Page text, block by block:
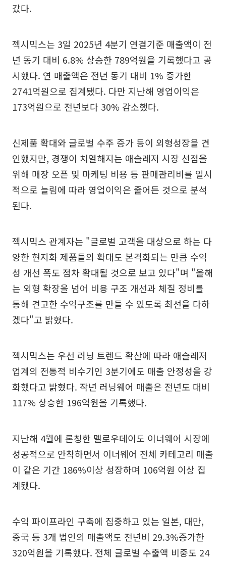
갔다.
젝시믹스는 3일 2025년 4분기 연결기준 매출액이 전
년 동기 대비 6.8% 상승한 789억원을 기록했다고 공
시했다. 연 매출액은 전년 동기 대비 1% 증가한
2741억원으로 집계됐다. 다만 지난해 영업이익은
173억원으로 전년보다 30% 감소했다.
신제품 확대와 글로벌 수주 증가 등이 외형성장을 견
인했지만, 경쟁이 치열해지는 애슬레저 시장 선점을
위해 매장 오픈 및 마케팅 비용 등 판매관리비를 일시
적으로 늘림에 따라 영업이익은 줄어든 것으로 분석
된다.
젝시믹스 관계자는 "글로벌 고객을 대상으로 하는 다
양한 현지화 제품들의 확대도 본격화되는 만큼 수익
성 개선 폭도 점차 확대될 것으로 보고 있다"며 "올해
는 외형 확장을 넘어 비용 구조 개선과 체질 정비를
통해 견고한 수익구조를 만들 수 있도록 최선을 다하
겠다"고 밝혔다.
젝시믹스는 우선 러닝 트렌드 확산에 따라 애슬레저
업계의 전통적 비수기인 3분기에도 매출 안정성을 강
화했다고 밝혔다. 작년 러닝웨어 매출은 전년도 대비
117% 상승한 196억원을 기록했다.
지난해 4월에 론칭한 멜로우데이도 이너웨어 시장에
성공적으로 안착하면서 이너웨어 전체 카테고리 매출
이 같은 기간 186%이상 성장하며 106억원 이상 집
계됐다.
수익 파이프라인 구축에 집중하고 있는 일본, 대만,
중국 등 3개 법인의 매출액도 전년비 29.3%증가한
320억원을 기록했다. 전체 글로벌 수출액 비중도 24